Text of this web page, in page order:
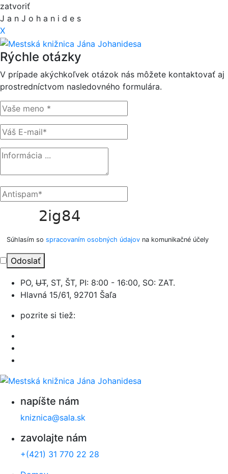
zatvoriť
J a n J o h a n i d e s
X
Rýchle otázky
V prípade akýchkoľvek otázok nás môžete kontaktovať aj
prostredníctvom nasledovného formulára.
Súhlasím so spracovaním osobných údajov na komunikačné účely
Odoslať
PO, UT, ST, ŠT, PI: 8:00 - 16:00, SO: ZAT.
Hlavná 15/61, 92701 Šaľa
pozrite si tiež:
napíšte nám
kniznica@sala.sk
zavolajte nám
+(421) 31 770 22 28